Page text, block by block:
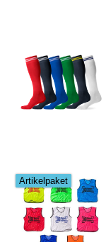
Artikelpaket